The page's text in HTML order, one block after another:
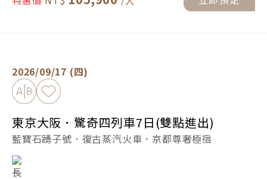
2026/09/17 (四)
加入比較加入最愛
東京大阪．驚奇四列車7日(雙點進出)
藍寶石踴子號．復古蒸汽火車．京都尊奢極宿